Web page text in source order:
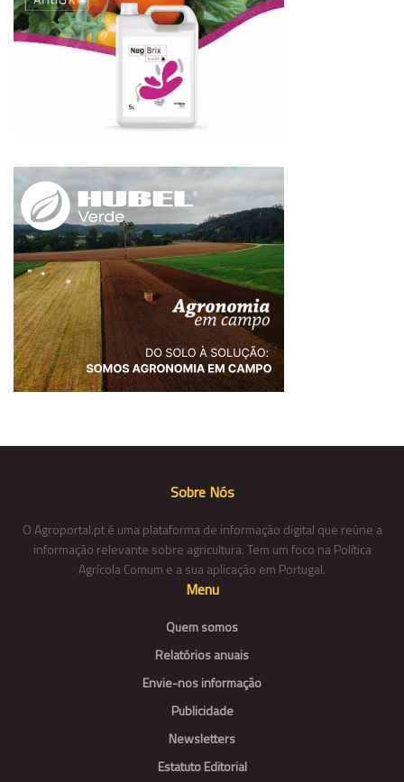
Sobre Nós
O Agroportal.pt é uma plataforma de informação digital que reúne a
informação relevante sobre agricultura. Tem um foco na Política
Agrícola Comum e a sua aplicação em Portugal.
Menu
Quem somos
Relatórios anuais
Envie-nos informação
Publicidade
Newsletters
Estatuto Editorial